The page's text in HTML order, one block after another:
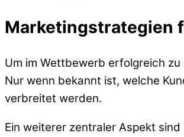
Marketingstrategien
Um im Wettbewerb erfolgreich
Nur wenn bekannt ist, welche
verbreitet werden.
Ein weiterer zentraler Aspekt sind